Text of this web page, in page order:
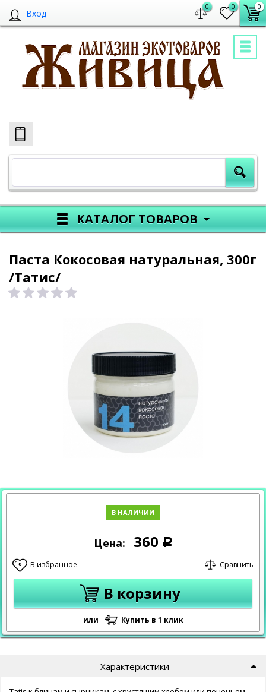
Вход
0 0 0
КАТАЛОГ ТОВАРОВ
Паста Кокосовая натуральная, 300г
/Татис/
В НАЛИЧИИ
Цена: 360 Р
0 В избранное Сравнить
В корзину
или Купить в 1 клик
Характеристики